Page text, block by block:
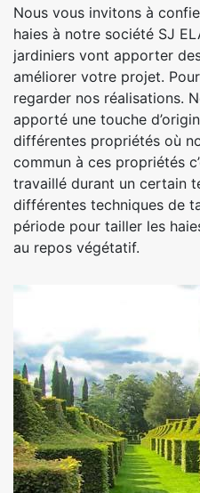
Nous vous invitons à
haies à notre société SJ
jardiniers vont apporter
améliorer votre projet.
regarder nos réalisations.
apporté une touche
différentes propriétés où
commun à ces propriétés
travaillé durant un certain
différentes techniques de
période pour tailler les
au repos végétatif.